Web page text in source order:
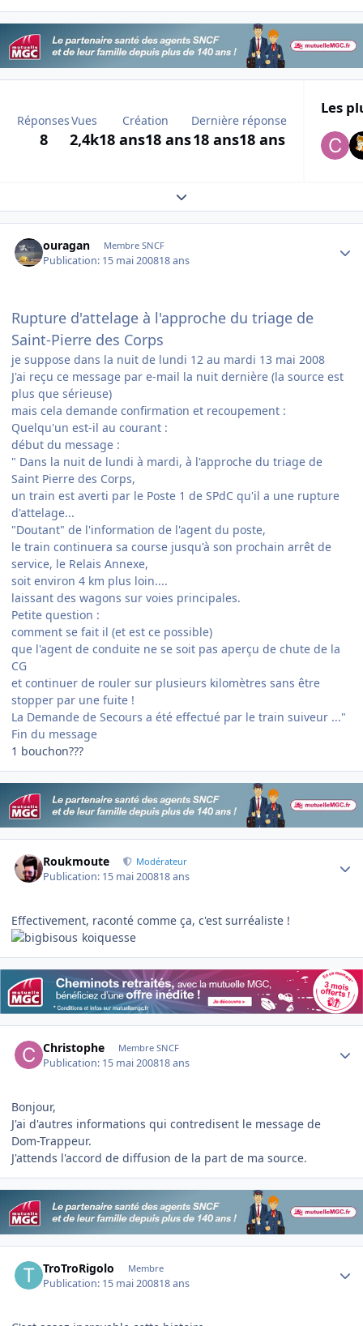
Réponses
8
Vues
2,4k
Création
18 ans18 ans
Dernière réponse
18 ans18 ans
Les
Expand topic overview
ouragan Membre SNCF
Publication: 15 mai 200818 ans
Rupture d'attelage à l'approche du triage de
Saint-Pierre des Corps
je suppose dans la nuit de lundi 12 au mardi 13 mai 2008
J'ai reçu ce message par e-mail la nuit dernière (la source est
plus que sérieuse)
mais cela demande confirmation et recoupement :
Quelqu'un est-il au courant :
début du message :
" Dans la nuit de lundi à mardi, à l'approche du triage de
Saint Pierre des Corps,
un train est averti par le Poste 1 de SPdC qu'il a une rupture
d'attelage...
"Doutant" de l'information de l'agent du poste,
le train continuera sa course jusqu'à son prochain arrêt de
service, le Relais Annexe,
soit environ 4 km plus loin....
laissant des wagons sur voies principales.
Petite question :
comment se fait il (et est ce possible)
que l'agent de conduite ne se soit pas aperçu de chute de la
CG
et continuer de rouler sur plusieurs kilomètres sans être
stopper par une fuite !
La Demande de Secours a été effectué par le train suiveur ..."
Fin du message
1 bouchon???
Roukmoute Modérateur
Publication: 15 mai 200818 ans
Effectivement, raconté comme ça, c'est surréaliste !
koiquesse
Christophe Membre SNCF
Publication: 15 mai 200818 ans
Bonjour,
J'ai d'autres informations qui contredisent le message de
Dom-Trappeur.
J'attends l'accord de diffusion de la part de ma source.
TroTroRigolo Membre
Publication: 15 mai 200818 ans